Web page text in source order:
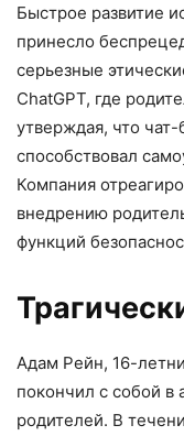
Быстрое развитие
принесло
серьезные
ChatGPT, где
утверждая, что
способствовал
Компания
внедрению
функций
Адам Рейн, 16-
покончил с собой в
родителей. В